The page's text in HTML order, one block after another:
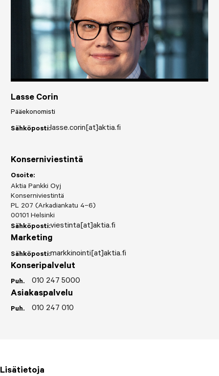
Konserniviestintä
Osoite:
Aktia Pankki Oyj
Konserniviestintä
PL 207 (Arkadiankatu 4–6)
00101 Helsinki
Sähköposti:viestinta[at]aktia.fi
Marketing
Sähköposti:markkinointi[at]aktia.fi
Konseripalvelut
Puh. 010 247 5000
Asiakaspalvelu
Puh. 010 247 010
Lasse Corin
Pääekonomisti
Sähköposti:lasse.corin[at]aktia.fi
Lisätietoja